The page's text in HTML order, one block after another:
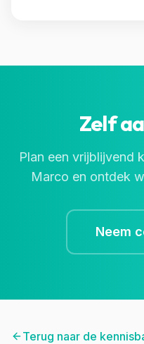
Zelf
Plan een vrijblijvend
Marco en ontdek
Neem
Terug naar de